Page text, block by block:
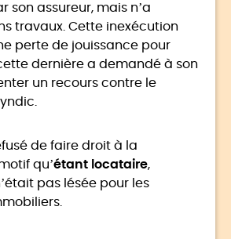
son assureur, mais n’a
travaux. Cette inexécution
perte de jouissance pour
dernière a demandé à son
un recours contre le
de faire droit à la
qu’étant locataire,
pas lésée pour les